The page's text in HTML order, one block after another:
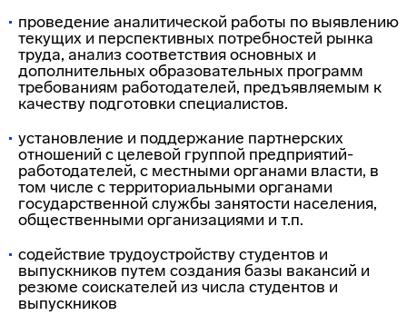
проведение аналитической работы по выявлению
текущих и перспективных потребностей рынка
труда, анализ соответствия основных и
дополнительных образовательных программ
требованиям работодателей, предъявляемым к
качеству подготовки специалистов.
установление и поддержание партнерских
отношений с целевой группой предприятий-
работодателей, с местными органами власти, в
том числе с территориальными органами
государственной службы занятости населения,
общественными организациями и т.п.
содействие трудоустройству студентов и
выпускников путем создания базы вакансий и
резюме соискателей из числа студентов и
выпускников